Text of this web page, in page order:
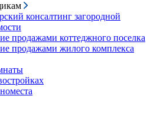
консалтинг загородной
продажами коттеджного поселка
продажами жилого комплекса